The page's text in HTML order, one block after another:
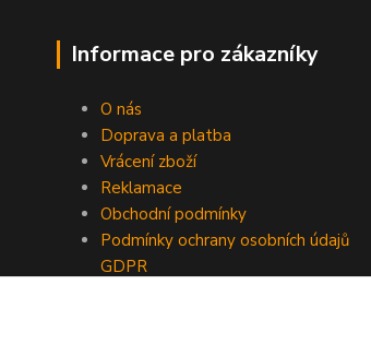
Informace pro zákazníky
O nás
Doprava a platba
Vrácení zboží
Reklamace
Obchodní podmínky
Podmínky ochrany osobních údajů
GDPR